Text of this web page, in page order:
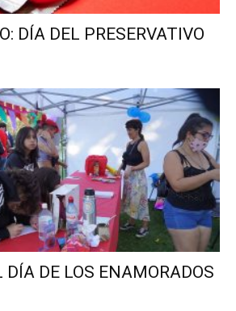
DÍA DEL PRESERVATIVO
DÍA DE LOS ENAMORADOS